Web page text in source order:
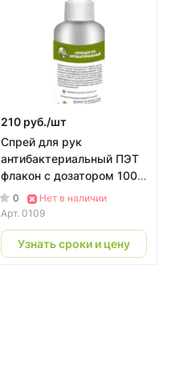
210 руб./шт
Спрей для рук
антибактериальный ПЭТ
флакон с дозатором 100
мл | CКС PROFLINE
0
Нет в наличии
Арт. 0109
Узнать сроки и цену